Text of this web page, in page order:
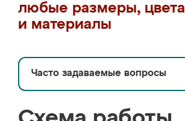
любые размеры, цвета
и материалы
Часто задаваемые вопросы